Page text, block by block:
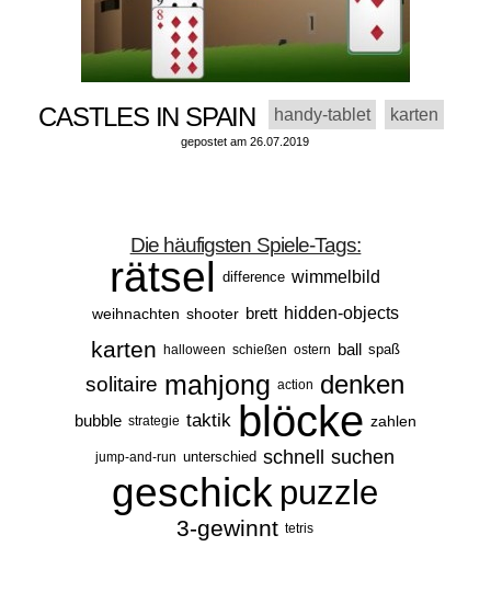
CASTLES IN SPAIN handy-tablet karten
gepostet am 26.07.2019
Die häufigsten Spiele-Tags:
rätsel difference wimmelbild
weihnachten shooter brett hidden-objects
karten halloween schießen ostern ball spaß
solitaire mahjong action denken
bubble strategie taktik blöcke zahlen
jump-and-run unterschied schnell suchen
geschick puzzle
3-gewinnt tetris